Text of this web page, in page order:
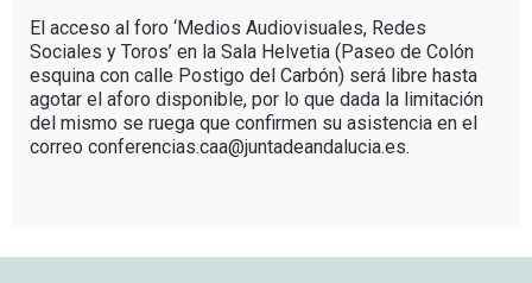
El acceso al foro ‘Medios Audiovisuales, Redes
Sociales y Toros’ en la Sala Helvetia (Paseo de Colón
esquina con calle Postigo del Carbón) será libre hasta
agotar el aforo disponible, por lo que dada la limitación
del mismo se ruega que confirmen su asistencia en el
correo conferencias.caa@juntadeandalucia.es.